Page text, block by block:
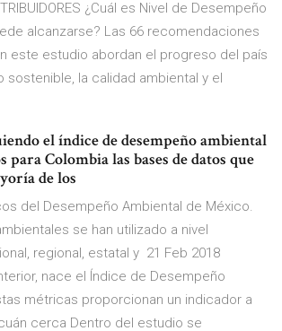
¿Cuál es Nivel de Desempeño
alcanzarse? Las 66 recomendaciones
este estudio abordan el progreso del país
sostenible, la calidad ambiental y el
el índice de desempeño ambiental
para Colombia las bases de datos que
de los
del Desempeño Ambiental de México.
se han utilizado a nivel
regional, estatal y 21 Feb 2018
nace el Índice de Desempeño
métricas proporcionan un indicador a
cerca Dentro del estudio se